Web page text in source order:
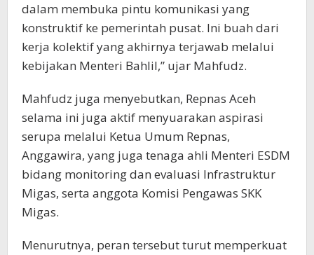
dalam membuka pintu komunikasi yang
konstruktif ke pemerintah pusat. Ini buah dari
kerja kolektif yang akhirnya terjawab melalui
kebijakan Menteri Bahlil,” ujar Mahfudz.
Mahfudz juga menyebutkan, Repnas Aceh
selama ini juga aktif menyuarakan aspirasi
serupa melalui Ketua Umum Repnas,
Anggawira, yang juga tenaga ahli Menteri ESDM
bidang monitoring dan evaluasi Infrastruktur
Migas, serta anggota Komisi Pengawas SKK
Migas.
Menurutnya, peran tersebut turut memperkuat